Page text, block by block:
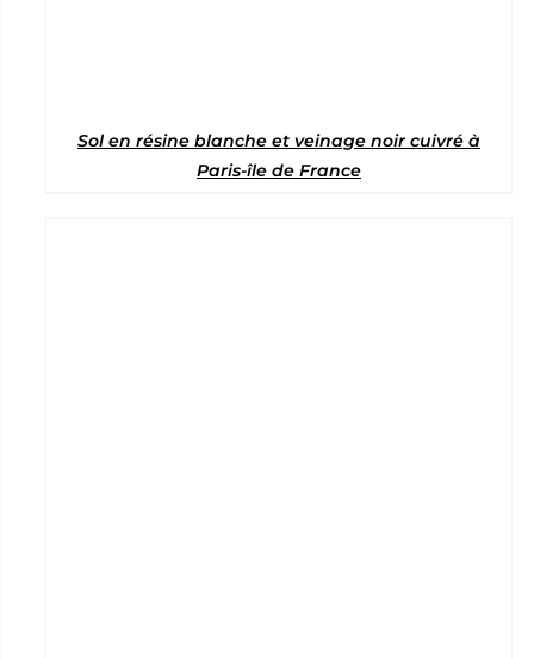
Sol en résine blanche et veinage noir cuivré à
Paris-île de France